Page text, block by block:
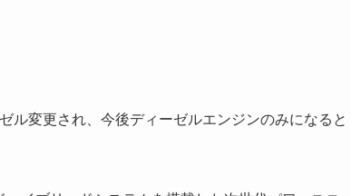
ル変更され、今後ディーゼルエンジンのみになると